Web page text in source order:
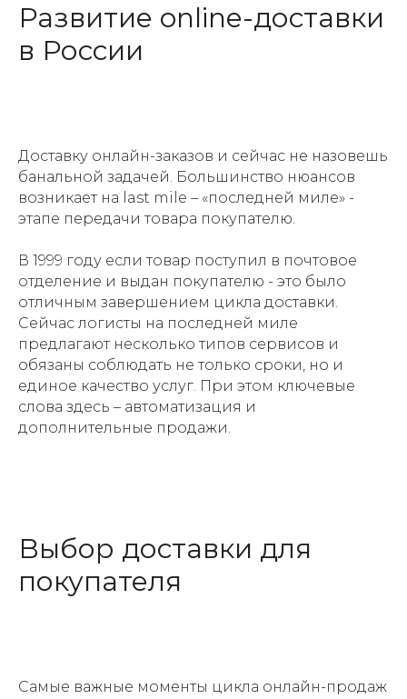
Бесплатная коуч-сессия
Записаться
Записаться
Подробнее
Записаться
Записаться
Подробнее
Бесплатная коуч-сессия
Записаться
Записаться
Развитие online-доставки
в России
Доставку онлайн-заказов и сейчас не назовешь
банальной задачей. Большинство нюансов
возникает на last mile – «последней миле» -
этапе передачи товара покупателю.
В 1999 году если товар поступил в почтовое
отделение и выдан покупателю - это было
отличным завершением цикла доставки.
Сейчас логисты на последней миле
предлагают несколько типов сервисов и
обязаны соблюдать не только сроки, но и
единое качество услуг. При этом ключевые
слова здесь – автоматизация и
дополнительные продажи.
Выбор доставки для
покупателя
Самые важные моменты цикла онлайн-продаж